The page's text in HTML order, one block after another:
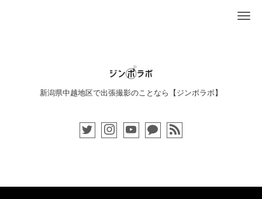
新潟県中越地区で出張撮影のことなら【ジンボラボ】